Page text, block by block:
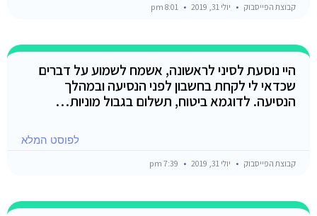
קבוצת הפייסבוק יולי 31, 2019
היי נוסעת לסיני לראשונה, אשמח לשמוע על דברים
שכדאי לי לקחת בחשבון לפני הנסיעה ובמהלך
הנסיעה. לדוגמא ביטוח, תשלום בגבול מוניות…
לפוסט המלא
קבוצת הפייסבוק יולי 31, 2019